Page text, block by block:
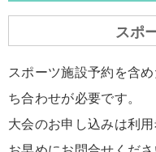
スポ
スポーツ施設予約を含
ち合わせが必要です。
大会のお申し込みは利